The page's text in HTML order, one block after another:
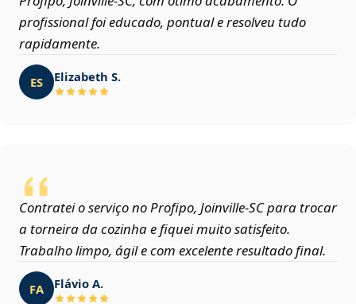
profissional foi educado, pontual e resolveu tudo
rapidamente.
ES Elizabeth S.
Contratei o serviço no Profipo, Joinville‑SC para trocar
a torneira da cozinha e fiquei muito satisfeito.
Trabalho limpo, ágil e com excelente resultado final.
FA Flávio A.